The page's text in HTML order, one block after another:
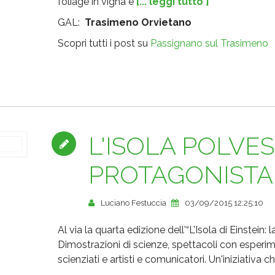
GAL: Trasimeno Orvietano
Scopri tutti i post su Passignano sul Trasimeno
L'ISOLA
PROTAGONISTA
Luciano Festuccia 03/09/2015 12:25:10
Al via la quarta edizione dell'“L’Isola di
Dimostrazioni di scienze, spettacoli con
scienziati e artisti e comunicatori. Un'iniziativa